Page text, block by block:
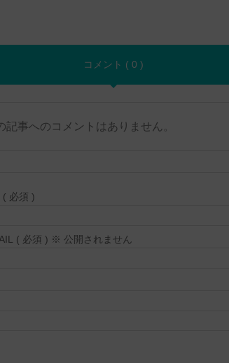
コメント ( 0 )
記事へのコメントはありません。
( 必須 )
( 必須 ) ※ 公開されません